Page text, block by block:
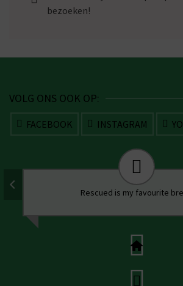
bezoeken!
VOLG ONS OOK OP:
FACEBOOK INSTAGRAM
Rescued is my favourite